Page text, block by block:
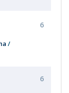
6
6